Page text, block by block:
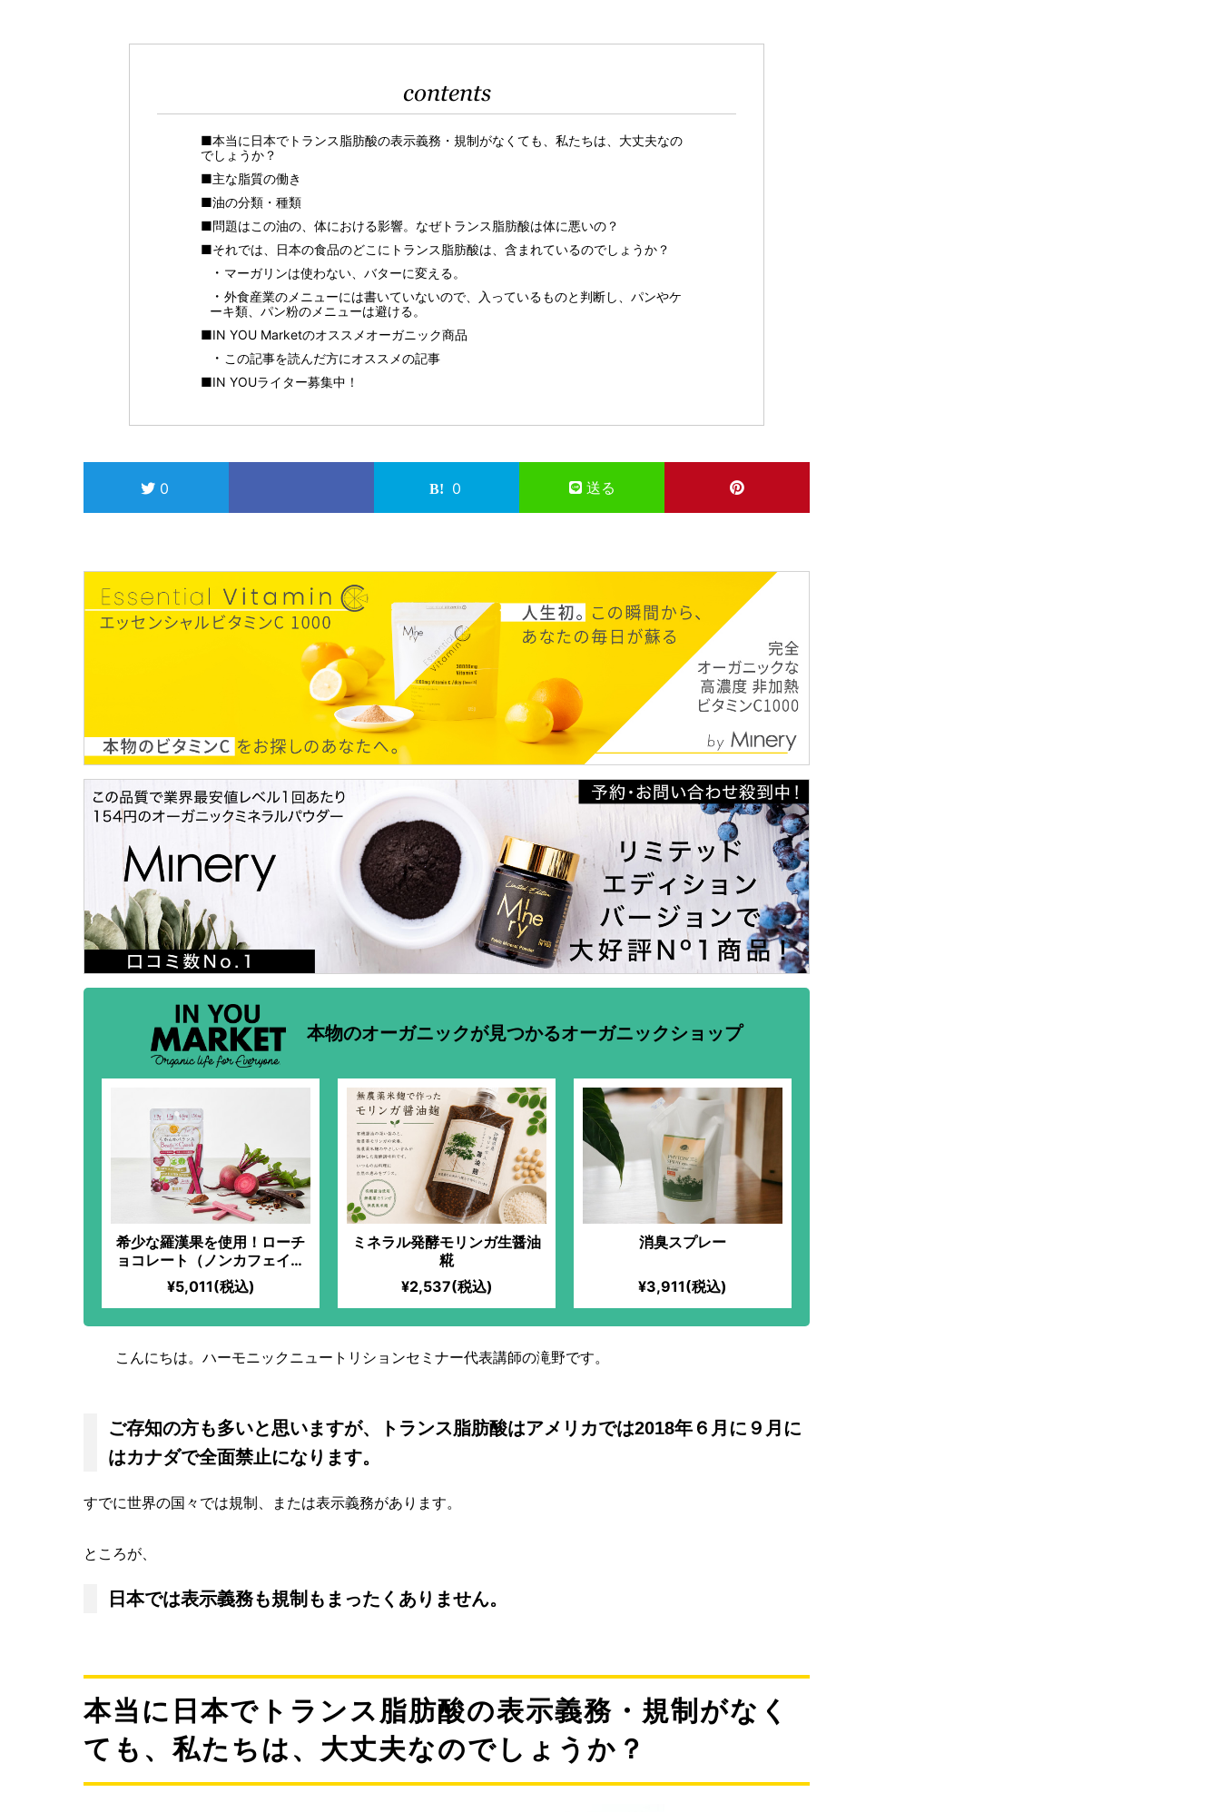
contents
■本当に日本でトランス脂肪酸の表示義務・規制がなくても、私たちは、大丈夫なの
でしょうか？
■主な脂質の働き
■油の分類・種類
■問題はこの油の、体における影響。なぜトランス脂肪酸は体に悪いの？
■それでは、日本の食品のどこにトランス脂肪酸は、含まれているのでしょうか？
マーガリンは使わない、バターに変える。
外食産業のメニューには書いていないので、入っているものと判断し、パンやケ
ーキ類、パン粉のメニューは避ける。
■IN YOU Marketのオススメオーガニック商品
この記事を読んだ方にオススメの記事
■IN YOUライター募集中！
0 0 送る
本物のオーガニックが見つかるオーガニックショップ
希少な羅漢果を使用！ローチ
ョコレート（ノンカフェイン
＆プロテイン入）【ビーツ】
¥5,011(税込)
ミネラル発酵モリンガ生醤油
糀
¥2,537(税込)
消臭スプレー
¥3,911(税込)
こんにちは。ハーモニックニュートリションセミナー代表講師の滝野です。
ご存知の方も多いと思いますが、トランス脂肪酸はアメリカでは2018年６月に９月に
はカナダで全面禁止になります。
すでに世界の国々では規制、または表示義務があります。
ところが、
日本では表示義務も規制もまったくありません。
本当に日本でトランス脂肪酸の表示義務・規制がなく
ても、私たちは、大丈夫なのでしょうか？